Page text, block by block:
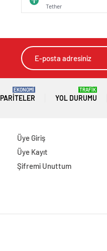
Tether
PARITELER
EKONOMİ
YOL DURUMU
TRAFİK
Üye Giriş
Üye Kayıt
Şifremi Unuttum